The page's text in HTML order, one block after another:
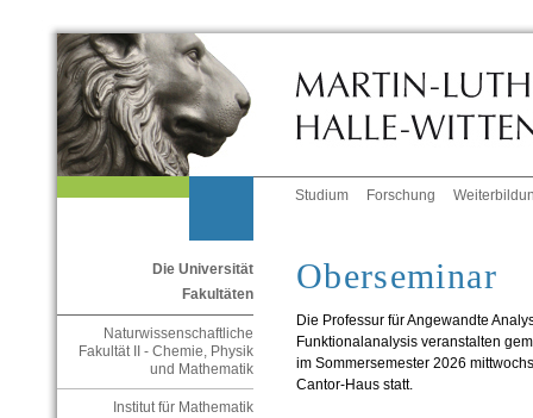
Studium Forschung
Die Universität
Fakultäten
Naturwissenschaftliche
Fakultät II - Chemie, Physik
und Mathematik
Institut für Mathematik
Oberseminar
Die Professur für Angewandte
Funktionalanalysis veranstalten
im Sommersemester 2026
Cantor-Haus statt.